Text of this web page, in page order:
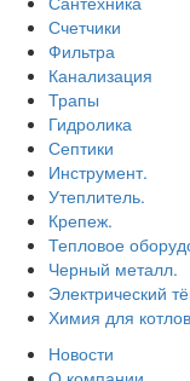
Счетчики
Фильтра
Канализация
Трапы
Гидролика
Септики
Инструмент.
Утеплитель.
Крепеж.
Тепловое
Черный металл.
Электрический
Химия для котлов
Новости